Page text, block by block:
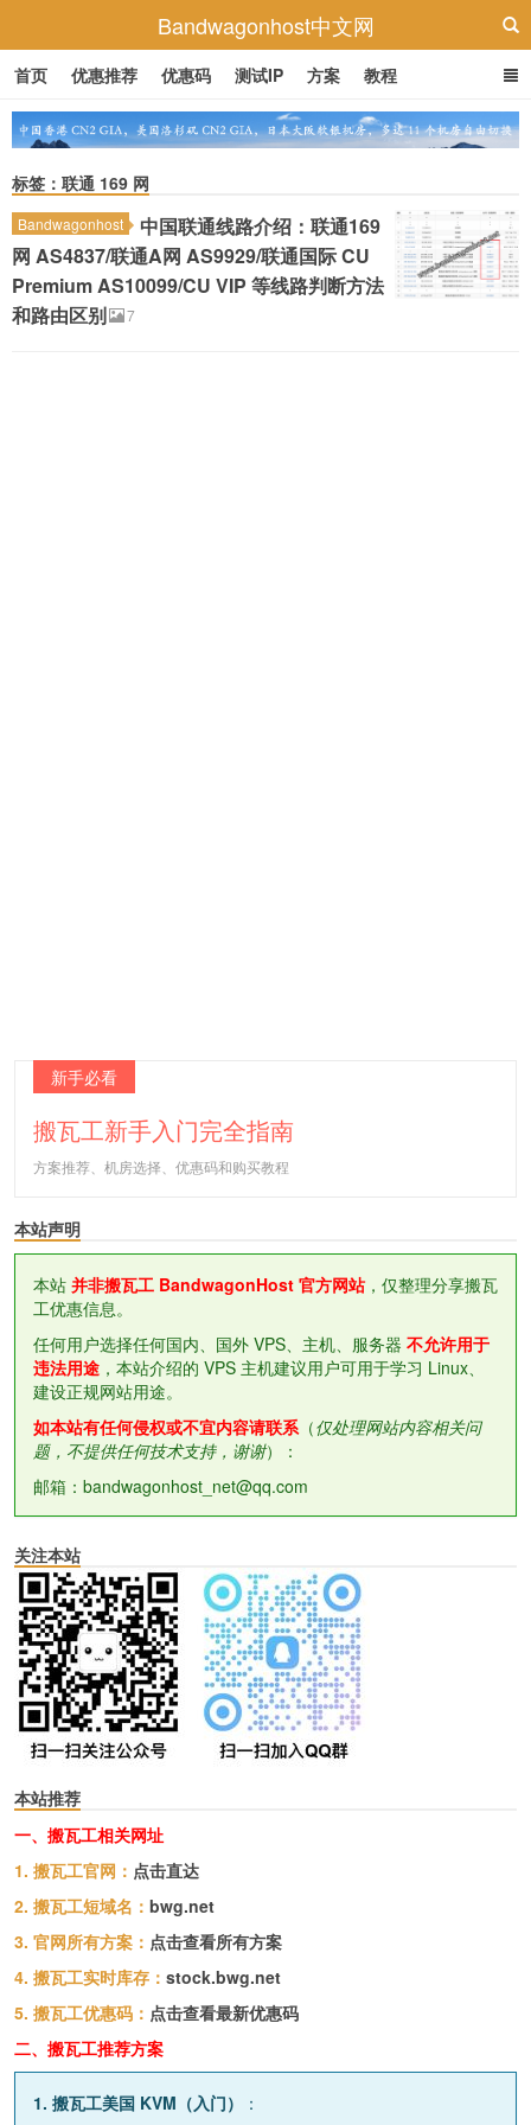
Bandwagonhost中文网
首页 优惠推荐 优惠码 测试IP 方案 教程
标签：联通 169 网
Bandwagonhost
中国联通线路介绍：联通169
网 AS4837/联通A网 AS9929/联通国际 CU
Premium AS10099/CU VIP 等线路判断方法
和路由区别
7
新手必看
搬瓦工新手入门完全指南
方案推荐、机房选择、优惠码和购买教程
本站声明
本站 并非搬瓦工 BandwagonHost 官方网站，仅整理分享搬瓦
工优惠信息。
任何用户选择任何国内、国外 VPS、主机、服务器 不允许用于
违法用途 ，本站介绍的 VPS 主机建议用户可用于学习 Linux、
建设正规网站用途。
如本站有任何侵权或不宜内容请联系（仅处理网站内容相关问
题，不提供任何技术支持，谢谢）：
邮箱：bandwagonhost_net@qq.com
关注本站
本站推荐
一、搬瓦工相关网址
1. 搬瓦工官网： 点击直达
2. 搬瓦工短域名： bwg.net
3. 官网所有方案： 点击查看所有方案
4. 搬瓦工实时库存： stock.bwg.net
5. 搬瓦工优惠码： 点击查看最新优惠码
二、搬瓦工推荐方案
1. 搬瓦工美国 KVM（入门） ：